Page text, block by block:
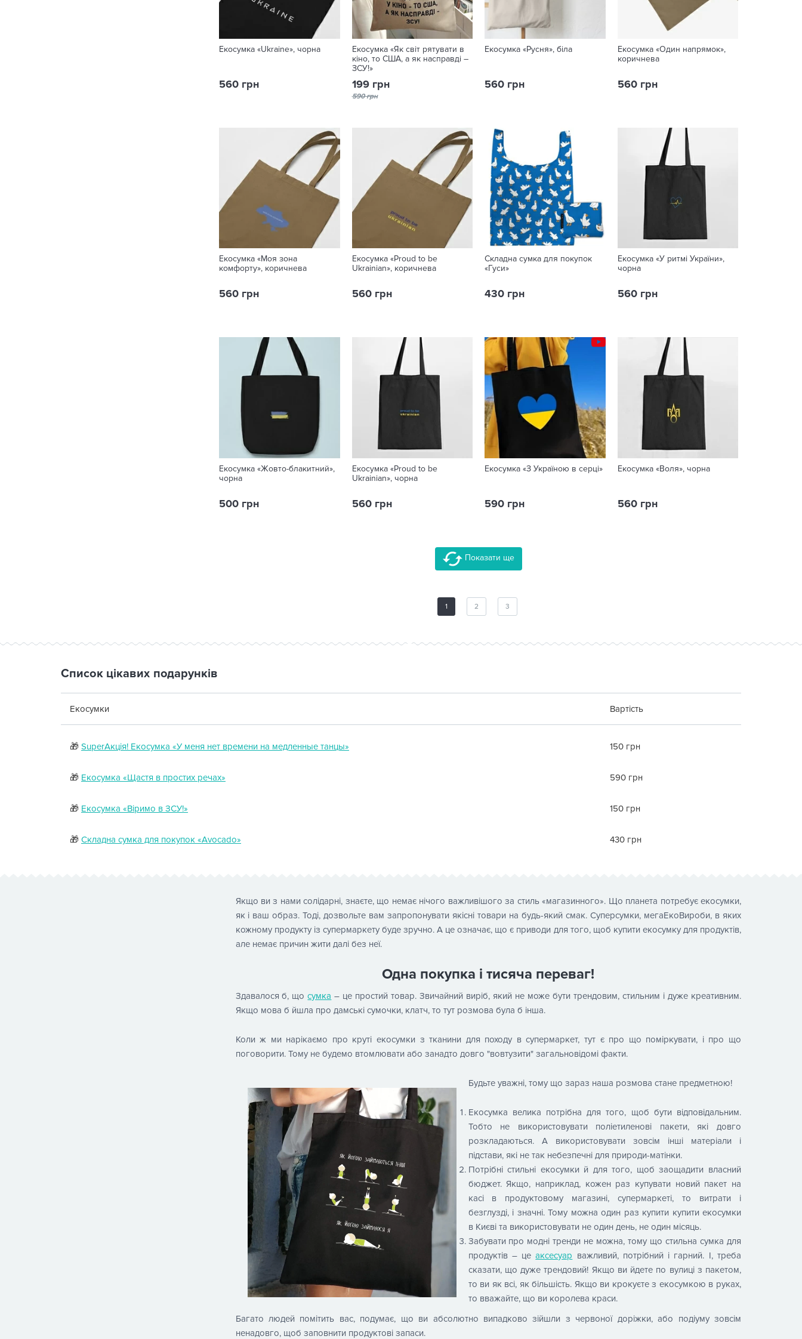
Екосумка «Ukraine», чорна
560 грн
Екосумка «Як світ рятувати в
кіно, то США, а як насправді –
ЗСУ!»
199 грн
590 грн
Екосумка «Русня», біла
560 грн
Екосумка «Один напрямок»,
коричнева
560 грн
Екосумка «Моя зона
комфорту», коричнева
560 грн
Екосумка «Proud to be
Ukrainian», коричнева
560 грн
Складна сумка для покупок
«Гуси»
430 грн
Екосумка «У ритмі України»,
чорна
560 грн
Екосумка «Жовто-блакитний»,
чорна
500 грн
Екосумка «Proud to be
Ukrainian», чорна
560 грн
Екосумка «З Україною в серці»
590 грн
Екосумка «Воля», чорна
560 грн
Показати ще
1 2 3
Список цікавих подарунків
Екосумки Вартість
🎁 SuperАкція! Екосумка «У меня нет времени на медленные танцы» 150 грн
🎁 Екосумка «Щастя в простих речах» 590 грн
🎁 Екосумка «Віримо в ЗСУ!» 150 грн
🎁 Складна сумка для покупок «Avocado» 430 грн
Якщо ви з нами солідарні, знаєте, що немає нічого важливішого за стиль «магазинного». Що планета потребує екосумки,
як і ваш образ. Тоді, дозвольте вам запропонувати якісні товари на будь-який смак. Суперсумки, мегаЕкоВироби, в яких
кожному продукту із супермаркету буде зручно. А це означає, що є приводи для того, щоб купити екосумку для продуктів,
але немає причин жити далі без неї.
Одна покупка і тисяча переваг!
Здавалося б, щосумка – це простий товар. Звичайний виріб, який не може бути трендовим, стильним і дуже креативним.
Якщо мова б йшла про дамські сумочки, клатч, то тут розмова була б інша.
Коли ж ми нарікаємо про круті екосумки з тканини для походу в супермаркет, тут є про що поміркувати, і про що
поговорити. Тому не будемо втомлювати або занадто довго "вовтузити" загальновідомі факти.
Будьте уважні, тому що зараз наша розмова стане предметною!
Екосумка велика потрібна для того, щоб бути відповідальним.
Тобто не використовувати поліетиленові пакети, які довго
розкладаються. А використовувати зовсім інші матеріали і
підстави, які не так небезпечні для природи-матінки.
Потрібні стильні екосумки й для того, щоб заощадити власний
бюджет. Якщо, наприклад, кожен раз купувати новий пакет на
касі в продуктовому магазині, супермаркеті, то витрати і
безглузді, і значні. Тому можна один раз купити купити екосумки
в Києві та використовувати не один день, не один місяць.
Забувати про модні тренди не можна, тому що стильна сумка для
продуктів – цеаксесуар важливий, потрібний і гарний. І, треба
сказати, що дуже трендовий! Якщо ви йдете по вулиці з пакетом,
то ви як всі, як більшість. Якщо ви крокуєте з екосумкою в руках,
то вважайте, що ви королева краси.
Багато людей помітить вас, подумає, що ви абсолютно випадково зійшли з червоної доріжки, або подіуму зовсім
ненадовго, щоб заповнити продуктові запаси.